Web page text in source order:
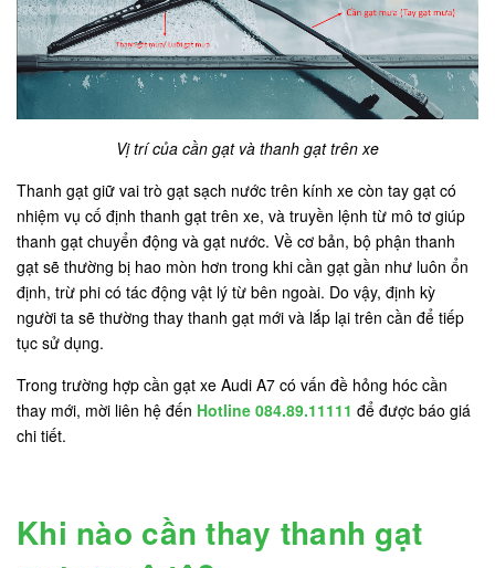
Vị trí của cần gạt và thanh gạt trên xe
Thanh gạt giữ vai trò gạt sạch nước trên kính xe còn tay gạt có
nhiệm vụ cố định thanh gạt trên xe, và truyền lệnh từ mô tơ giúp
thanh gạt chuyển động và gạt nước. Về cơ bản, bộ phận thanh
gạt sẽ thường bị hao mòn hơn trong khi cần gạt gần như luôn ổn
định, trừ phi có tác động vật lý từ bên ngoài. Do vậy, định kỳ
người ta sẽ thường thay thanh gạt mới và lắp lại trên cần để tiếp
tục sử dụng.
Trong trường hợp cần gạt xe Audi A7 có vấn đề hỏng hóc cần
thay mới, mời liên hệ đến Hotline 084.89.11111 để được báo giá
chi tiết.
Khi nào cần thay thanh gạt